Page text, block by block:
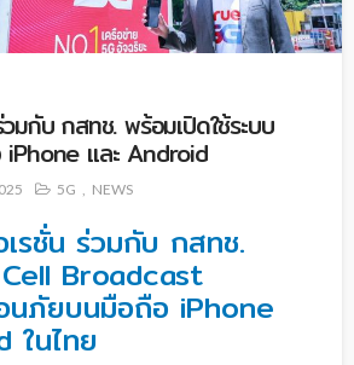
มกับ กสทช. พร้อมเปิดใช้ระบบ
และ Android
5G NEWS
รชั่น ร่วมกับ กสทช.
Broadcast
นภัยบนมือถือ iPhone
ในไทย